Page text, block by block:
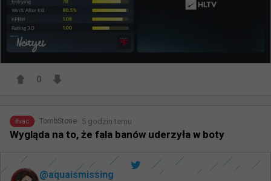
0
#vac TombStone 5 godzin temu
Wygląda na to, że fala banów uderzyła w boty
@aquaismissing